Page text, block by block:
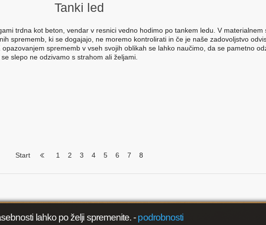
lahko po želji spremenite.-podrobnosti
Tanki led
trdna kot beton, vendar v resnici vedno hodimo po tankem ledu. V materialnem
sprememb, ki se dogajajo, ne moremo kontrolirati in če je naše zadovoljstvo
sprememb v vseh svojih oblikah se lahko naučimo, da se pametno
slepo ne odzivamo s strahom ali željami.
Start
« 1 2 3 4 5 6 7 8